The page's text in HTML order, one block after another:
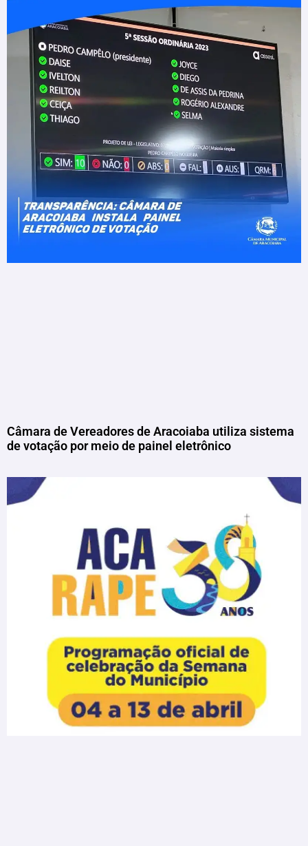
Câmara de Vereadores de Aracoiaba utiliza sistema
de votação por meio de painel eletrônico